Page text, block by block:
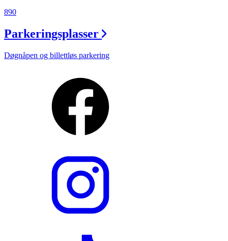
890
Parkeringsplasser
Døgnåpen og billettløs parkering